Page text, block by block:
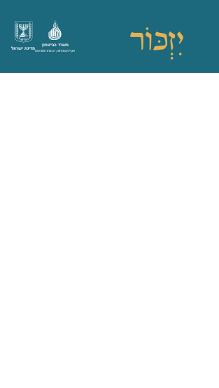
מדינת ישראל
משרד הביטחון
אגף משפחות, הנצחה ומורשת